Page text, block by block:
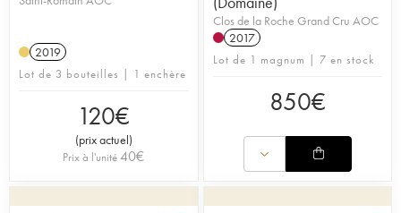
2019
Lot de 3 bouteilles | 1 enchère
120€
(prix actuel)
Prix à l'unité40€
Clos de la Roche Grand Cru AOC
2017
Lot de 1 magnum | 7 en stock
850€